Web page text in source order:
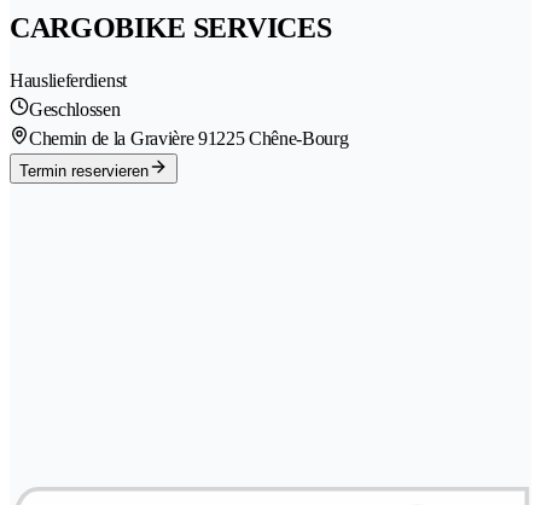
CARGOBIKE SERVICES
Hauslieferdienst
Geschlossen
Chemin de la Gravière 91225 Chêne-Bourg
Termin reservieren